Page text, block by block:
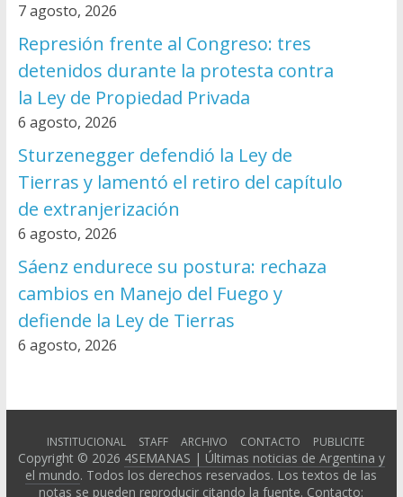
7 agosto, 2026
Represión frente al Congreso: tres
detenidos durante la protesta contra
la Ley de Propiedad Privada
6 agosto, 2026
Sturzenegger defendió la Ley de
Tierras y lamentó el retiro del capítulo
de extranjerización
6 agosto, 2026
Sáenz endurece su postura: rechaza
cambios en Manejo del Fuego y
defiende la Ley de Tierras
6 agosto, 2026
INSTITUCIONAL STAFF ARCHIVO CONTACTO PUBLICITE
Copyright © 2026 4SEMANAS | Últimas noticias de Argentina y
el mundo. Todos los derechos reservados. Los textos de las
notas se pueden reproducir citando la fuente. Contacto: